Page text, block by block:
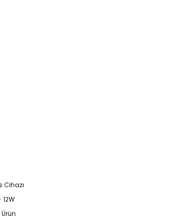
Cihazı